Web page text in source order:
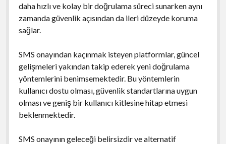
daha hızlı ve kolay bir doğrulama süreci sunarken aynı
zamanda güvenlik açısından da ileri düzeyde koruma
sağlar.
SMS onayından kaçınmak isteyen platformlar, güncel
gelişmeleri yakından takip ederek yeni doğrulama
yöntemlerini benimsemektedir. Bu yöntemlerin
kullanıcı dostu olması, güvenlik standartlarına uygun
olması ve geniş bir kullanıcı kitlesine hitap etmesi
beklenmektedir.
SMS onayının geleceği belirsizdir ve alternatif